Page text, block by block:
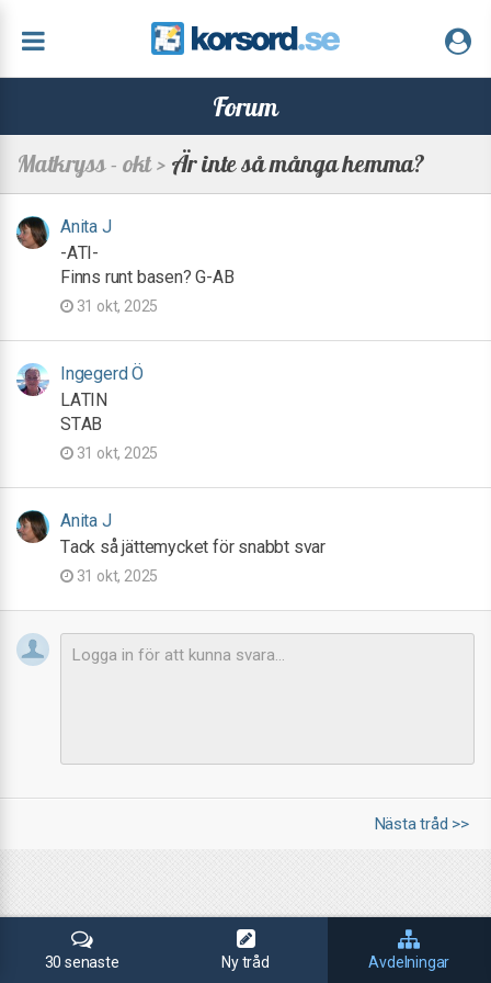
Forum
Matkryss - okt >Är inte så många hemma?
Anita J
-ATI-
Finns runt basen? G-AB
31 okt, 2025
Ingegerd Ö
LATIN
STAB
31 okt, 2025
Anita J
Tack så jättemycket för snabbt svar
31 okt, 2025
Nästa tråd >>
30 senaste Ny tråd Avdelningar